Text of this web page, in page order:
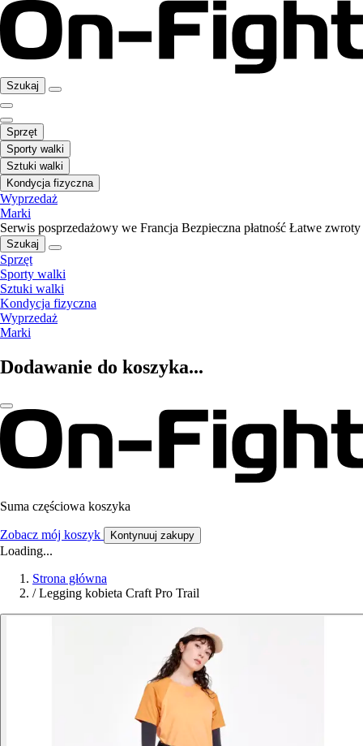
Szukaj
Sprzęt
Sporty walki
Sztuki walki
Kondycja fizyczna
Wyprzedaż
Marki
Serwis posprzedażowy we Francja Bezpieczna płatność Łatwe zwroty
Szukaj
Sprzęt
Sporty walki
Sztuki walki
Kondycja fizyczna
Wyprzedaż
Marki
Dodawanie do koszyka...
Suma częściowa koszyka
Zobacz mój koszyk Kontynuuj zakupy
Loading...
Strona główna
/ Legging kobieta Craft Pro Trail